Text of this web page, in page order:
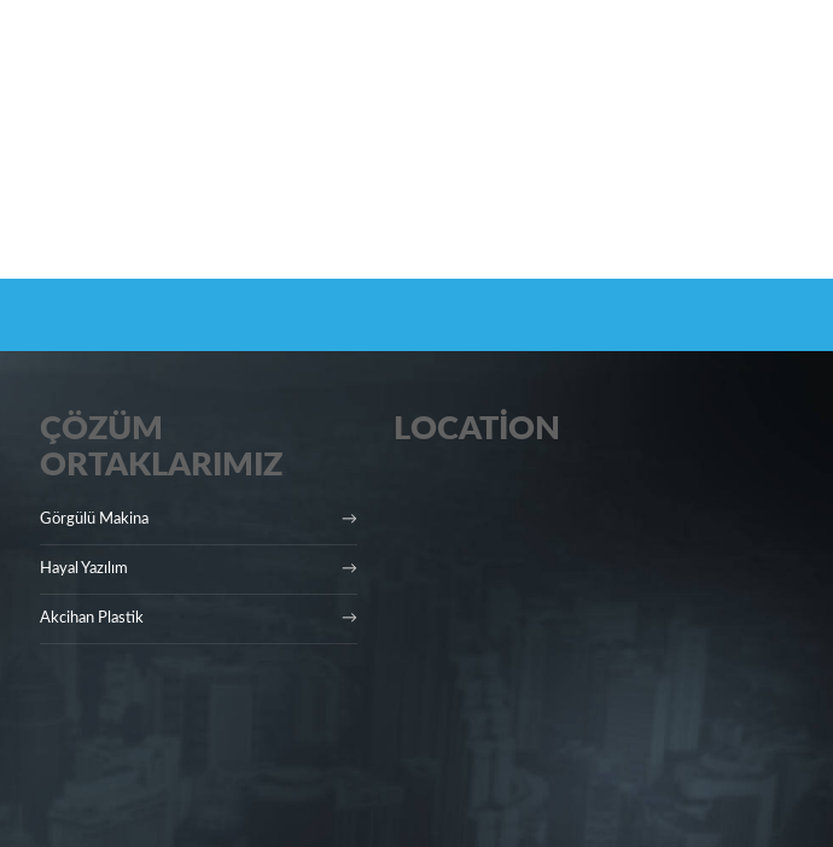
ÇÖZÜM
ORTAKLARIMIZ
Görgülü Makina
Hayal Yazılım
Akcihan Plastik
LOCATION